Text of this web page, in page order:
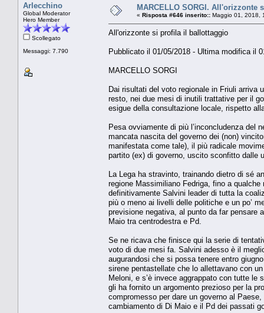
Arlecchino
Global Moderator
Hero Member
Scollegato
Messaggi: 7.790
MARCELLO SORGI.
« Risposta #646 inserito:: Maggio 01, 2018,
All'orizzonte si profila il ballottaggio
Pubblicato il 01/05/2018 - Ultima modifica il
MARCELLO SORGI
Dai risultati del voto regionale in Friuli arriva
resto, nei due mesi di inutili trattative per il
esigue della consultazione locale, rispetto
Pesa ovviamente di più l’inconcludenza del
mancata nascita del governo dei (non)
manifestata come tale), il più radicale
partito (ex) di governo, uscito sconfitto dalle
La Lega ha stravinto, trainando dietro di sé
regione Massimiliano Fedriga, fino a
definitivamente Salvini leader di tutta la
più o meno ai livelli delle politiche e un po’
previsione negativa, al punto da far pensare
Maio tra centrodestra e Pd.
Se ne ricava che finisce qui la serie di
voto di due mesi fa. Salvini adesso è il
augurandosi che si possa tenere entro
sirene pentastellate che lo allettavano con
Meloni, e s’è invece aggrappato con tutte le
gli ha fornito un argomento prezioso per la
compromesso per dare un governo al
cambiamento di Di Maio e il Pd dei passati